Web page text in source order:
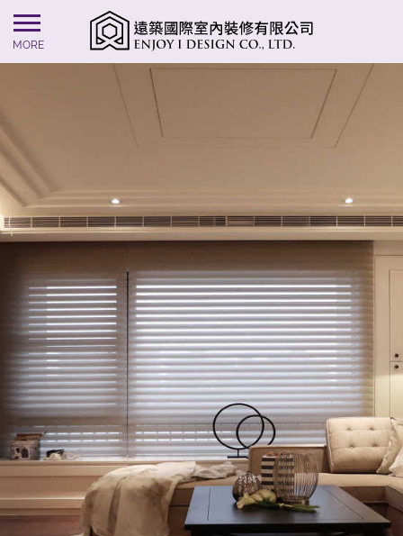
MORE
AI collection shop
愛樂芬兒童藥局Elepharmacy
愛和快樂分享的美地 Love Happy & Share